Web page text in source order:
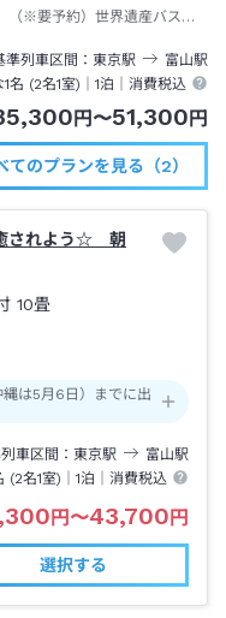
（※要予約）世界遺産バスを
準列車区間
東京駅 富山駅
1名 (2名1室)｜1泊 ｜消費税込
円 〜51,300 円
てのプランを見る（2）
されよう☆ 朝
10畳
は5月6日）までに出
車区間 東京駅 富山駅
(2名1室)｜1泊 ｜消費税込
円〜43,700円
選択する